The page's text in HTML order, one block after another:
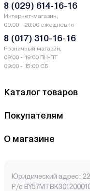
Каталог товаров
Покупателям
О магазине
Юридический адрес:
Р/с
8 (029) 614-16-16
Интернет-магазин,
09:00 - 20:00 ежедневно
8 (017) 310-16-16
Розничный магазин,
09:00 - 19:00 ПН-ПТ
09:00 - 15:00 СБ